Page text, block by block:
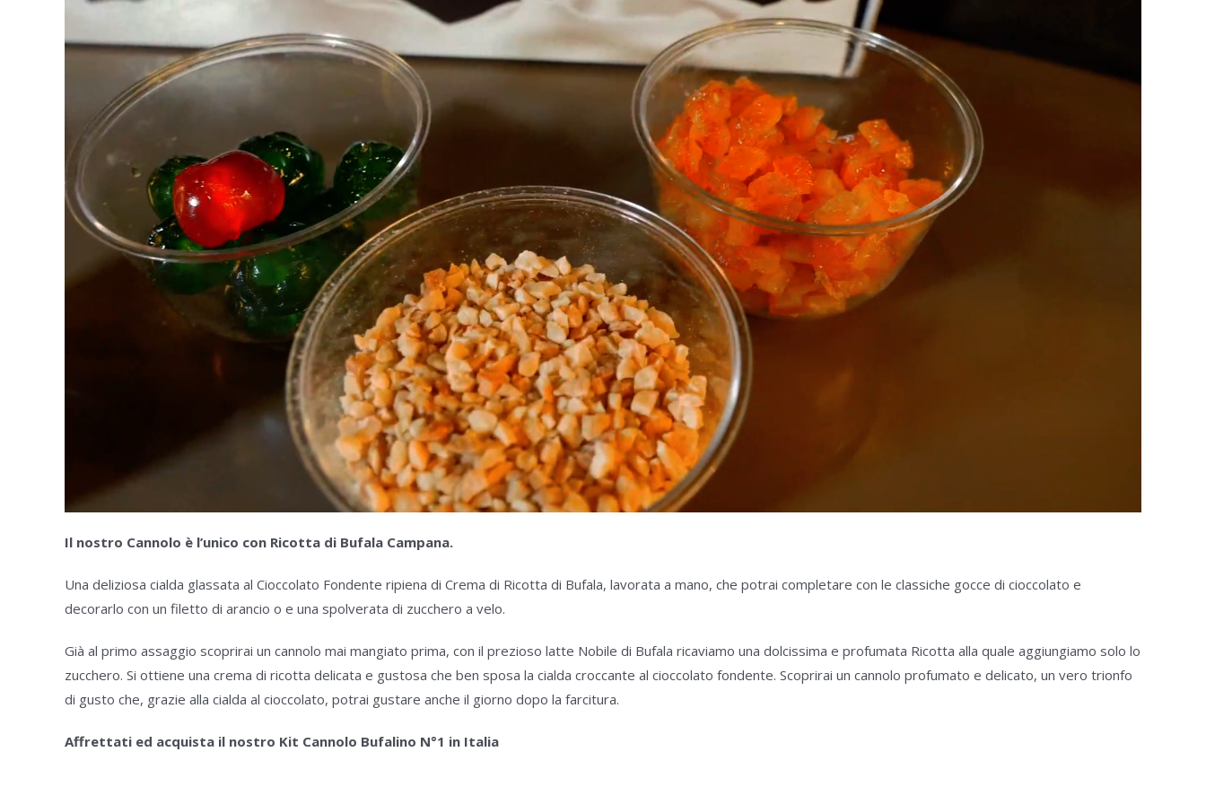
Il nostro Cannolo è l’unico con Ricotta di Bufala Campana.
Una deliziosa cialda glassata al Cioccolato Fondente ripiena di Crema di Ricotta di Bufala, lavorata a mano, che potrai completare con le classiche gocce di cioccolato e
decorarlo con un filetto di arancio o e una spolverata di zucchero a velo.
Già al primo assaggio scoprirai un cannolo mai mangiato prima, con il prezioso latte Nobile di Bufala ricaviamo una dolcissima e profumata Ricotta alla quale aggiungiamo solo lo
zucchero. Si ottiene una crema di ricotta delicata e gustosa che ben sposa la cialda croccante al cioccolato fondente. Scoprirai un cannolo profumato e delicato, un vero trionfo
di gusto che, grazie alla cialda al cioccolato, potrai gustare anche il giorno dopo la farcitura.
Affrettati ed acquista il nostro Kit Cannolo Bufalino N°1 in Italia